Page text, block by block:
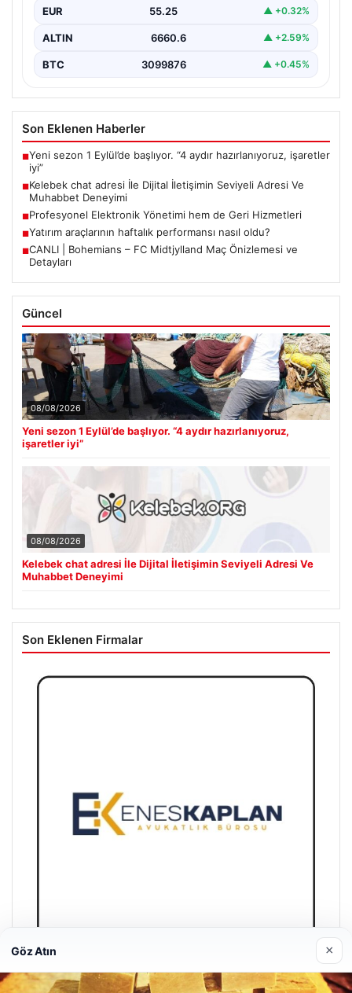
EUR 55.25 ▲ +0.32%
ALTIN 6660.6 ▲ +2.59%
BTC 3099876 ▲ +0.45%
Son Eklenen Haberler
■Yeni sezon 1 Eylül’de başlıyor. “4 aydır hazırlanıyoruz, işaretler
iyi”
■Kelebek chat adresi İle Dijital İletişimin Seviyeli Adresi Ve
Muhabbet Deneyimi
■Profesyonel Elektronik Yönetimi hem de Geri Hizmetleri
■Yatırım araçlarının haftalık performansı nasıl oldu?
■CANLI | Bohemians – FC Midtjylland Maç Önizlemesi ve
Detayları
Güncel
08/08/2026
Yeni sezon 1 Eylül’de başlıyor. “4 aydır hazırlanıyoruz,
işaretler iyi”
08/08/2026
Kelebek chat adresi İle Dijital İletişimin Seviyeli Adresi Ve
Muhabbet Deneyimi
Son Eklenen Firmalar
Enes Kaplan Avukatlık Bürosu
Göz Atın ×